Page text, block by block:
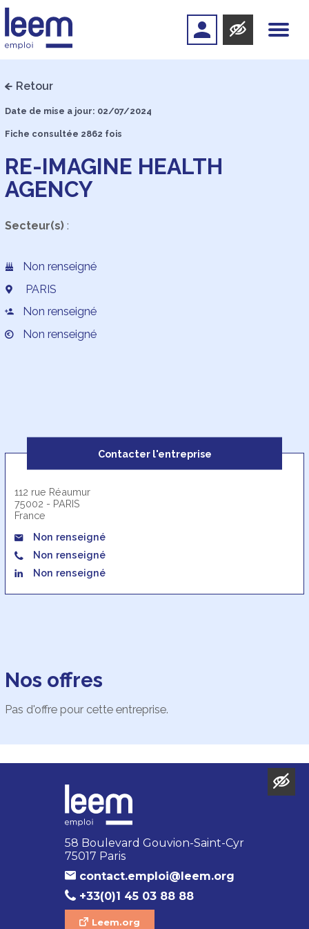
Retour
Date de mise a jour: 02/07/2024
Fiche consultée 2862 fois
RE-IMAGINE HEALTH
AGENCY
Secteur(s):
Non renseigné
PARIS
Non renseigné
Non renseigné
Contacter l'entreprise
112 rue Réaumur
75002 - PARIS
France
Non renseigné
Non renseigné
Non renseigné
Nos offres
Pas d'offre pour cette entreprise.
58 Boulevard Gouvion-Saint-Cyr
75017 Paris
contact.emploi@leem.org
+33(0)1 45 03 88 88
Leem.org